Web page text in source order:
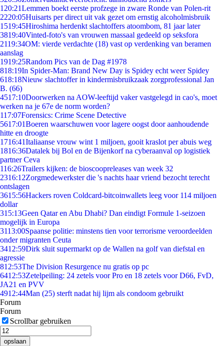
1 20:21Lemmen boekt eerste profzege in zware Ronde van Polen-rit
2220:05Huisarts per direct uit vak gezet om ernstig alcoholmisbruik
1519:45Hiroshima herdenkt slachtoffers atoombom, 81 jaar later
3819:40Vinted-foto's van vrouwen massaal gedeeld op seksfora
2119:34OM: vierde verdachte (18) vast op verdenking van beramen
aanslag
1919:25Random Pics van de Dag #1978
818:19In Spider-Man: Brand New Day is Spidey echt weer Spidey
618:18Nieuw slachtoffer in kindermisbruikzaak zorgprofessional Jan
B. (66)
4517:10Doorwerken na AOW-leeftijd vaker vastgelegd in cao's, moet
werken na je 67e de norm worden?
117:07Forensics: Crime Scene Detective
5617:01Boeren waarschuwen voor lagere oogst door aanhoudende
hitte en droogte
1716:41Italiaanse vrouw wint 1 miljoen, gooit kraslot per abuis weg
1816:36Datalek bij Bol en de Bijenkorf na cyberaanval op logistiek
partner Ceva
116:26Trailers kijken: de bioscoopreleases van week 32
2316:12Zorgmedewerkster die 's nachts haar vriend bezocht terecht
ontslagen
3615:56Hackers roven Coldcard-bitcoinwallets leeg voor 114 miljoen
dollar
315:13Geen Qatar en Abu Dhabi? Dan eindigt Formule 1-seizoen
mogelijk in Europa
3113:00Spaanse politie: minstens tien voor terrorisme veroordeelden
onder migranten Ceuta
3412:59Dirk sluit supermarkt op de Wallen na golf van diefstal en
agressie
812:53The Division Resurgence nu gratis op pc
6412:53Zetelpeiling: 24 zetels voor Pro en 18 zetels voor D66, FvD,
JA21 en PVV
4912:44Man (25) sterft nadat hij lijm als condoom gebruikt
Forum
Forum
Scrollbar gebruiken
opslaan